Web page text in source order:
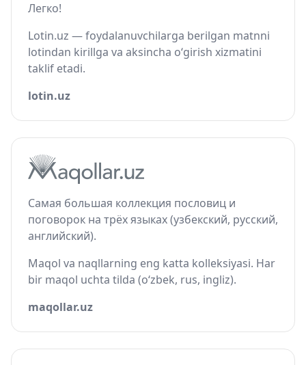
Легко!
Lotin.uz — foydalanuvchilarga berilgan matnni
lotindan kirillga va aksincha o‘girish xizmatini
taklif etadi.
lotin.uz
Самая большая коллекция пословиц и
поговорок на трёх языках (узбекский, русский,
английский).
Maqol va naqllarning eng katta kolleksiyasi. Har
bir maqol uchta tilda (o‘zbek, rus, ingliz).
maqollar.uz